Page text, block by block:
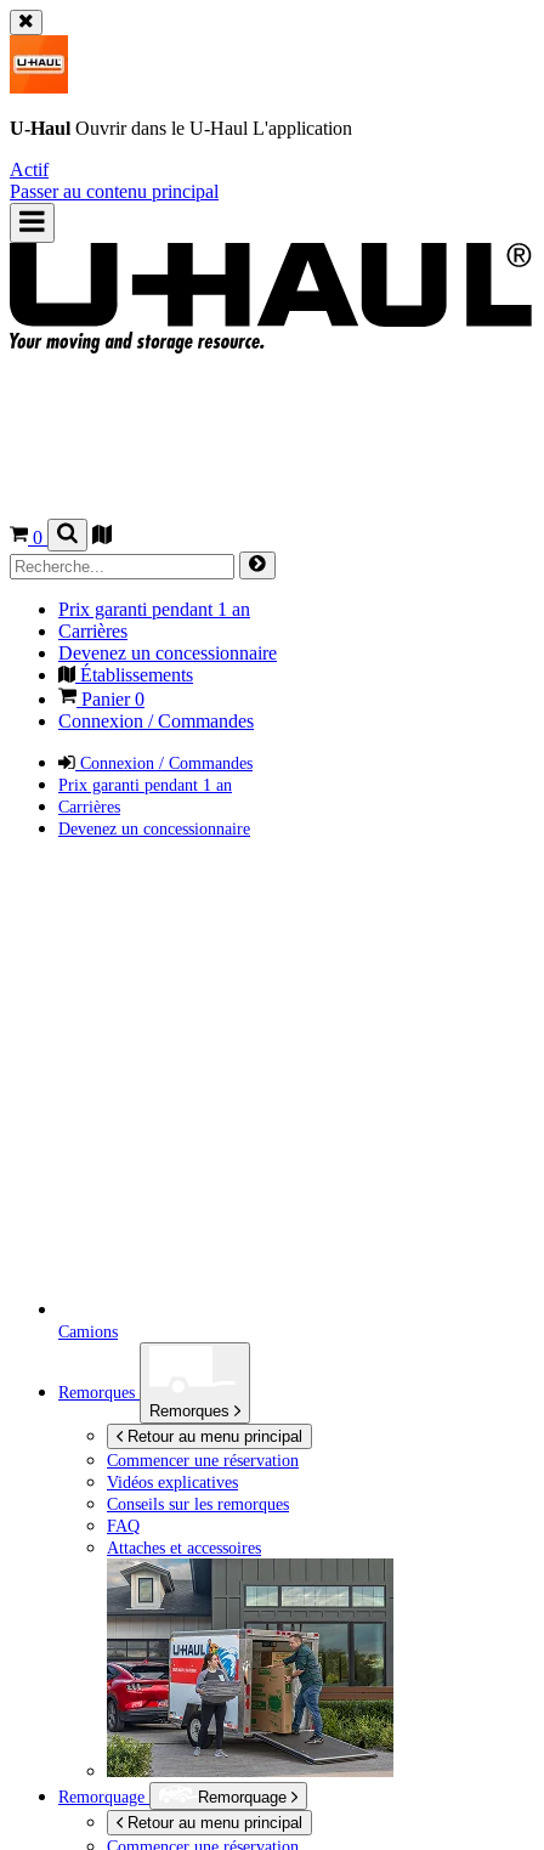
U-Haul Ouvrir dans le U-Haul L'application
Actif
Passer au contenu principal
0
Prix garanti pendant 1 an
Carrières
Devenez un concessionnaire
Établissements
Panier0
Connexion / Commandes
Connexion / Commandes
Prix garanti pendant 1 an
Carrières
Devenez un concessionnaire
Camions
Remorques
Remorques
Retour au menu principal
Commencer une réservation
Vidéos explicatives
Conseils sur les remorques
FAQ
Attaches et accessoires
Remorquage
Remorquage
Retour au menu principal